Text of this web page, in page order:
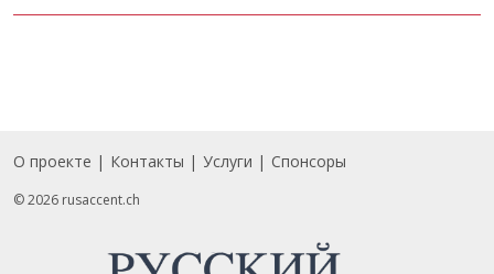
Footer
О проекте Контакты Услуги Спонсоры
© 2026 rusaccent.ch